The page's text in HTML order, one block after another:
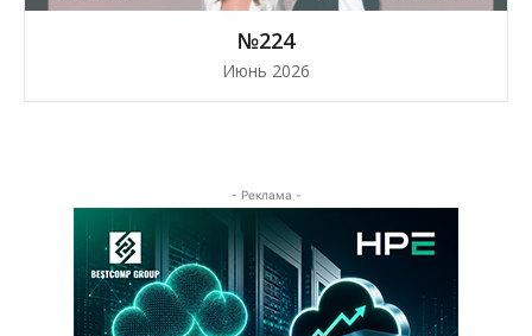
№224
Июнь 2026
- Реклама -